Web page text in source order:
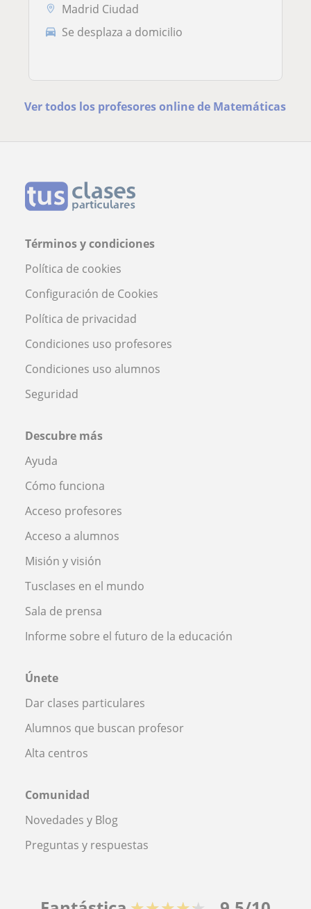
Madrid Ciudad
Se desplaza a domicilio
Ver todos los profesores online de Matemáticas
Términos y condiciones
Política de cookies
Configuración de Cookies
Política de privacidad
Condiciones uso profesores
Condiciones uso alumnos
Seguridad
Descubre más
Ayuda
Cómo funciona
Acceso profesores
Acceso a alumnos
Misión y visión
Tusclases en el mundo
Sala de prensa
Informe sobre el futuro de la educación
Únete
Dar clases particulares
Alumnos que buscan profesor
Alta centros
Comunidad
Novedades y Blog
Preguntas y respuestas